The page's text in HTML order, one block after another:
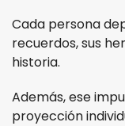
Cada persona
recuerdos, sus
historia.
Además, ese
proyección